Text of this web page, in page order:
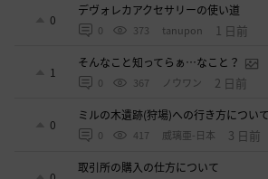
0
デヴォレカアクセサリーの使い道
0 373 tanupon 1 日前
1
そんなこと知ってらぁ…なこと？
0 367 ノウワン 2 日前
0
ミルの木遺跡(狩場)への行き方について
0 417 威璃亜-日本 3 日前
取引所の購入の仕方について